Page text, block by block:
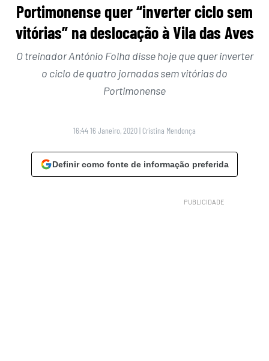
Portimonense quer “inverter ciclo sem
vitórias” na deslocação à Vila das Aves
O treinador António Folha disse hoje que quer inverter
o ciclo de quatro jornadas sem vitórias do
Portimonense
16:44 16 Janeiro, 2020| Cristina Mendonça
Definir como fonte de informação preferida